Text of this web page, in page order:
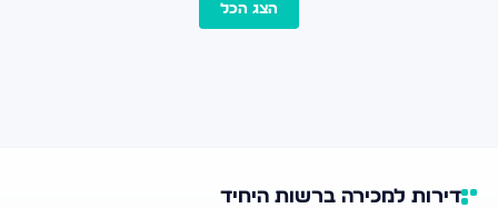
הצג הכל
דירות למכירה ברשות היחיד